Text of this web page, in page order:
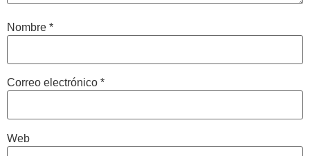
Nombre *
Correo electrónico *
Web